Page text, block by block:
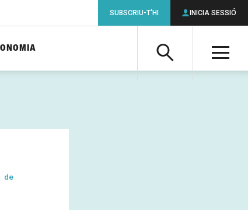
Cerca
SUBSCRIU-T'HI INICIA SESSIÓ
de